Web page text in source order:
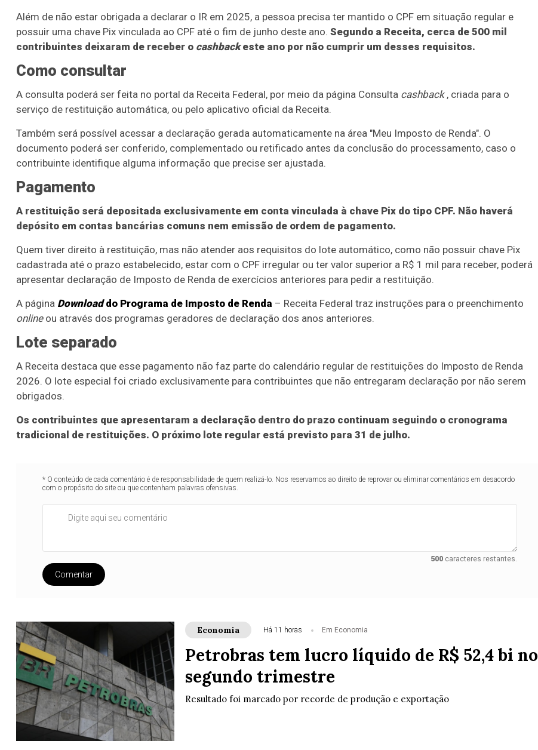
Além de não estar obrigada a declarar o IR em 2025, a pessoa precisa ter mantido o CPF em situação regular e
possuir uma chave Pix vinculada ao CPF até o fim de junho deste ano. Segundo a Receita, cerca de 500 mil
contribuintes deixaram de receber o cashbackeste ano por não cumprir um desses requisitos.
Como consultar
A consulta poderá ser feita no portal da Receita Federal, por meio da página Consulta cashback, criada para o
serviço de restituição automática, ou pelo aplicativo oficial da Receita.
Também será possível acessar a declaração gerada automaticamente na área "Meu Imposto de Renda". O
documento poderá ser conferido, complementado ou retificado antes da conclusão do processamento, caso o
contribuinte identifique alguma informação que precise ser ajustada.
Pagamento
A restituição será depositada exclusivamente em conta vinculada à chave Pix do tipo CPF. Não haverá
depósito em contas bancárias comuns nem emissão de ordem de pagamento.
Quem tiver direito à restituição, mas não atender aos requisitos do lote automático, como não possuir chave Pix
cadastrada até o prazo estabelecido, estar com o CPF irregular ou ter valor superior a R$ 1 mil para receber, poderá
apresentar declaração de Imposto de Renda de exercícios anteriores para pedir a restituição.
A página Downloaddo Programa de Imposto de Renda – Receita Federal traz instruções para o preenchimento
onlineou através dos programas geradores de declaração dos anos anteriores.
Lote separado
A Receita destaca que esse pagamento não faz parte do calendário regular de restituições do Imposto de Renda
2026. O lote especial foi criado exclusivamente para contribuintes que não entregaram declaração por não serem
obrigados.
Os contribuintes que apresentaram a declaração dentro do prazo continuam seguindo o cronograma
tradicional de restituições. O próximo lote regular está previsto para 31 de julho.
* O conteúdo de cada comentário é de responsabilidade de quem realizá-lo. Nos reservamos ao direito de reprovar ou eliminar comentários em desacordo
com o propósito do site ou que contenham palavras ofensivas.
500caracteres restantes.
Comentar
Economia Há 11 horas Em Economia
Petrobras tem lucro líquido de R$ 52,4 bi no
segundo trimestre
Resultado foi marcado por recorde de produção e exportação